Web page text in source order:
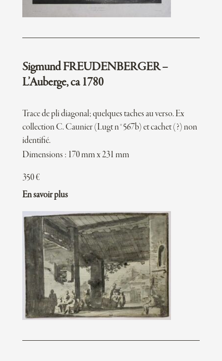
Sigmund FREUDENBERGER –
L’Auberge, ca 1780
Trace de pli diagonal; quelques taches au verso. Ex
collection C. Caunier (Lugt n°567b) et cachet (?) non
identifié.
Dimensions : 170 mm x 231 mm
350€
En savoir plus